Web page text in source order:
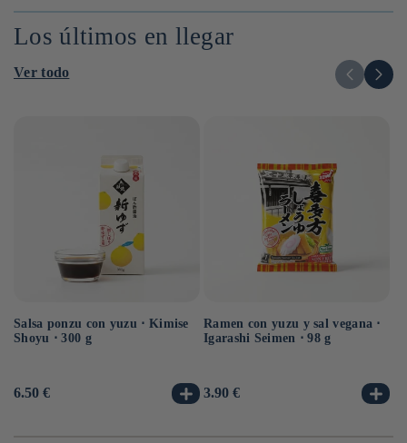
Los últimos en llegar
Ver todo
Salsa ponzu con yuzu ⋅ Kimise
Shoyu ⋅ 300 g
Precio
6.50 €
Ramen con yuzu y sal vegana ⋅
Igarashi Seimen ⋅ 98 g
Precio
3.90 €